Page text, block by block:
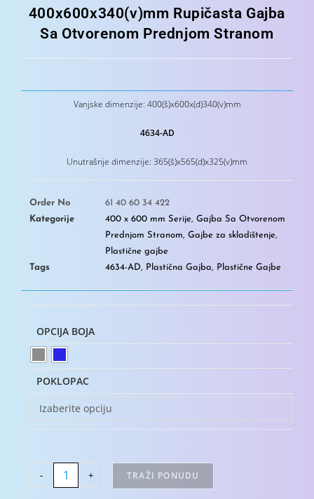
400x600x340(v)mm Rupičasta Gajba
Sa Otvorenom Prednjom Stranom
Vanjske dimenzije: 400(š)x600x(d)340(v)mm
4634-AD
Unutrašnje dimenzije: 365(š)x565(d)x325(v)mm
Order No
61 40 60 34 422
Kategorije
400 x 600 mm Serije, Gajba Sa Otvorenom
Prednjom Stranom, Gajbe za skladištenje,
Plastične gajbe
Tags
4634-AD, Plastična Gajba, Plastične Gajbe
OPCIJA BOJA
POKLOPAC
Izaberite opciju
- + TRAŽI PONUDU